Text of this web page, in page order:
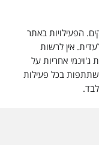
הפעילויות באתר
אין לרשות
אחריות על
בכל פעילות